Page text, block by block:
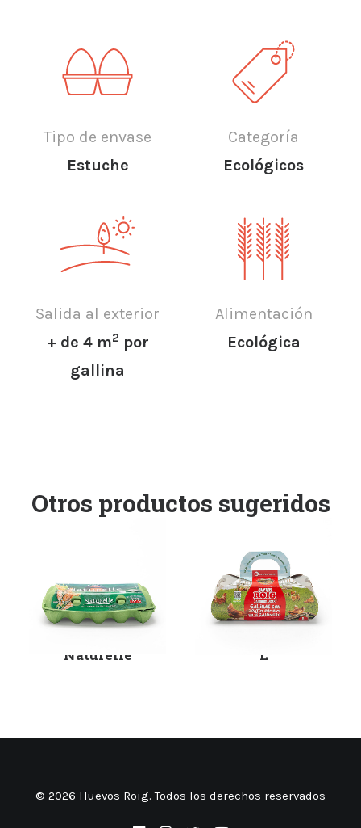
Tipo de envase
Estuche
Categoría
Ecológicos
Salida al exterior
+ de 4 m2 por
gallina
Alimentación
Ecológica
Otros productos sugeridos
Naturelle
L
© 2026 Huevos Roig. Todos los derechos reservados